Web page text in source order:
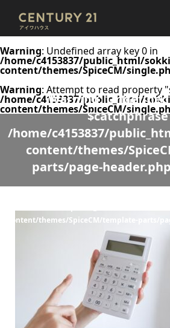
Warning: Undefined array key 0 in
/home/c4153837/public_html/
content/themes/SpiceCM/
Warning: Attempt to read property
/home/c4153837/public_html/
content/themes/SpiceCM/
Warning:
/home/c4153837/
content/themes/
parts/page-header.php
content/themes/SpiceCM/template-parts/